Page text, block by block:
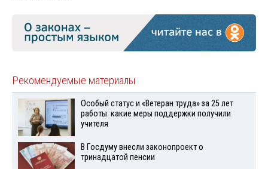
Рекомендуемые материалы
Особый статус и «Ветеран труда» за 25 лет
работы: какие меры поддержки получили
учителя
В Госдуму внесли законопроект о
тринадцатой пенсии